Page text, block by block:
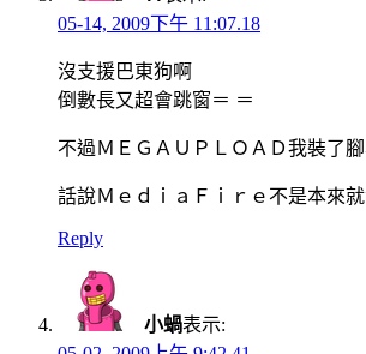
05-14, 2009下午 11:07.18
沒支援巴東狗啊
倒數長又超會跳窗＝ ＝
不過ＭＥＧＡＵＰＬＯＡＤ我裝了
話說ＭｅｄｉａＦｉｒｅ不是本來就
Reply
小蝸表示: